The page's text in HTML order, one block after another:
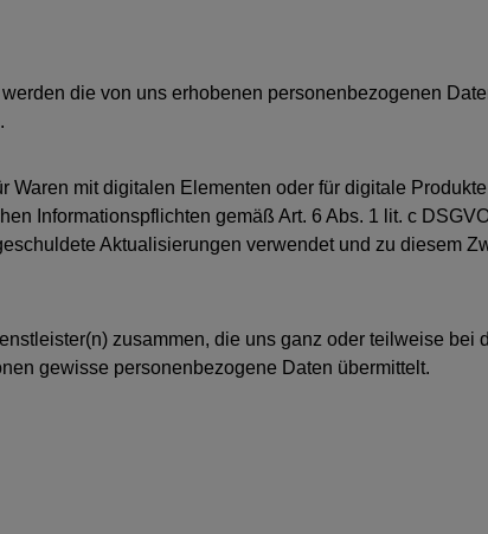
die von uns erhobenen personenbezogenen
mit digitalen Elementen oder für digitale
Informationspflichten gemäß Art. 6 Abs. 1 lit. c
Aktualisierungen verwendet und zu diesem
zusammen, die uns ganz oder teilweise bei
gewisse personenbezogene Daten übermittelt.